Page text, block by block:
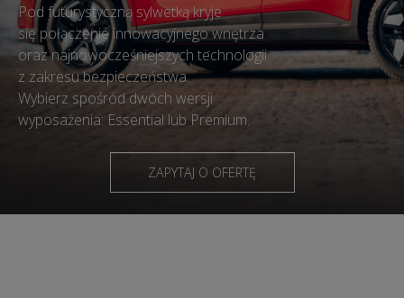
Pod futurystyczną sylwetką kryje
się połączenie innowacyjnego wnętrza
oraz najnowocześniejszych technologii
z zakresu bezpieczeństwa.
Wybierz spośród dwóch wersji
wyposażenia: Essential lub Premium.
ZAPYTAJ O OFERTĘ